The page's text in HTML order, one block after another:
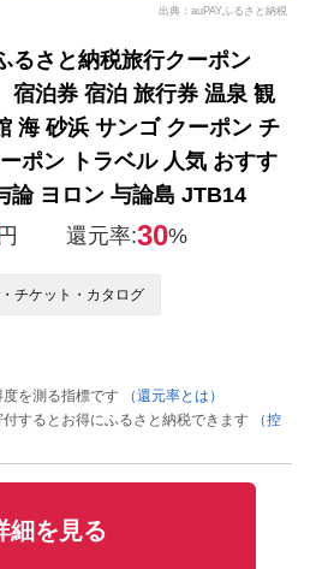
出典：auPAYふるさと納税
るさと納税旅行クーポン
宿泊券 宿泊 旅行券 温泉 観
海 砂浜 サンゴ クーポン チ
ポン トラベル 人気 おすす
論 ヨロン 与論島 JTB14
円 還元率:30%
チケット・カタログ
を測る指標です
（還元率とは）
するとお得にふるさと納税できます
（控
細を見る